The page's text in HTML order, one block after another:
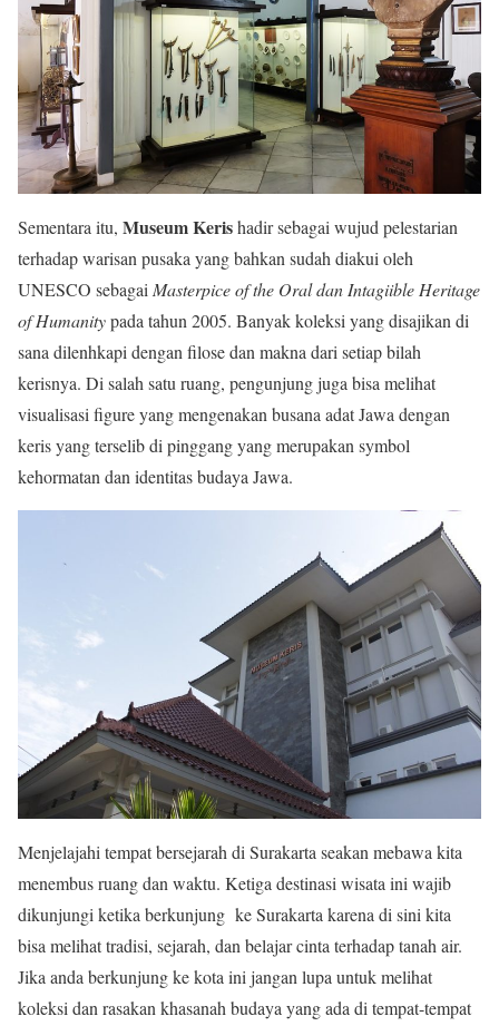
Sementara itu, Museum Kerishadir sebagai wujud pelestarian
terhadap warisan pusaka yang bahkan sudah diakui oleh
UNESCO sebagai Masterpice of the Oral dan Intagiible Heritage
of Humanitypada tahun 2005. Banyak koleksi yang disajikan di
sana dilenhkapi dengan filose dan makna dari setiap bilah
kerisnya. Di salah satu ruang, pengunjung juga bisa melihat
visualisasi figure yang mengenakan busana adat Jawa dengan
keris yang terselib di pinggang yang merupakan symbol
kehormatan dan identitas budaya Jawa.
Menjelajahi tempat bersejarah di Surakarta seakan mebawa kita
menembus ruang dan waktu. Ketiga destinasi wisata ini wajib
dikunjungi ketika berkunjung ke Surakarta karena di sini kita
bisa melihat tradisi, sejarah, dan belajar cinta terhadap tanah air.
Jika anda berkunjung ke kota ini jangan lupa untuk melihat
koleksi dan rasakan khasanah budaya yang ada di tempat-tempat